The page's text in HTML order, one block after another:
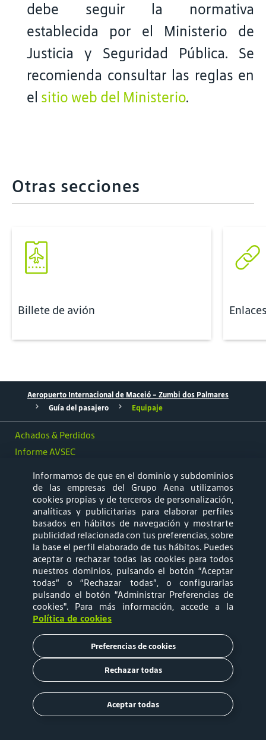
debe seguir la normativa
establecida por el Ministerio de
Justicia y Seguridad Pública. Se
recomienda consultar las reglas en
el sitio web del Ministerio.
Otras secciones
Billete de avión
Aeropuerto Internacional de Maceió - Zumbi dos Palmares
Guía del pasajero
Equipaje
Ombudsman
Achados & Perdidos
Informe AVSEC
Ruido aeronáutico y Sostenibilidad
Relprev
Canal de Ética
Portal do Titular de Dados Pessoais
Centro de Servicio al Cliente
Trabaja con nosotros
Prensa
síguenos
Informamos de que en el dominio y subdominios
de las empresas del Grupo Aena utilizamos
cookies propias y de terceros de personalización,
analíticas y publicitarias para elaborar perfiles
basados en hábitos de navegación y mostrarte
publicidad relacionada con tus preferencias, sobre
la base el perfil elaborado de tus hábitos. Puedes
aceptar o rechazar todas las cookies para todos
nuestros dominios, pulsando el botón “Aceptar
todas” o “Rechazar todas”, o configurarlas
pulsando el botón “Administrar Preferencias de
cookies". Para más información, accede a la
Política de cookies
Preferencias de cookies
Rechazar todas
Aceptar todas